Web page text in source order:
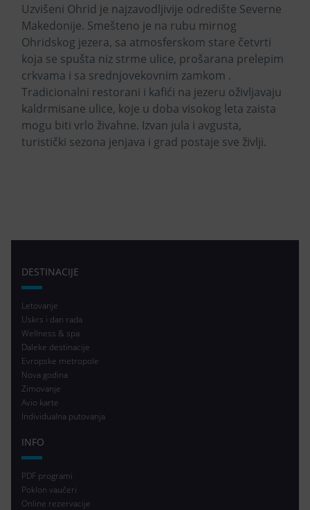
Uzvišeni Ohrid je najzavodljivije odredište Severne
Makedonije. Smešteno je na rubu mirnog
Ohridskog jezera, sa atmosferskom stare četvrti
koja se spušta niz strme ulice, prošarana prelepim
crkvama i sa srednjovekovnim zamkom .
Tradicionalni restorani i kafići na jezeru oživljavaju
kaldrmisane ulice, koje u doba visokog leta zaista
mogu biti vrlo živahne. Izvan jula i avgusta,
turistički sezona jenjava i grad postaje sve življi.
DESTINACIJE
Letovanje
Uskrs i dan rada
Wellness & spa
Daleke destinacije
Evropske metropole
Nova godina
Zimovanje
Avio karte
Individualna putovanja
INFO
PDF programi
Poklon vaučeri
Online rezervacije